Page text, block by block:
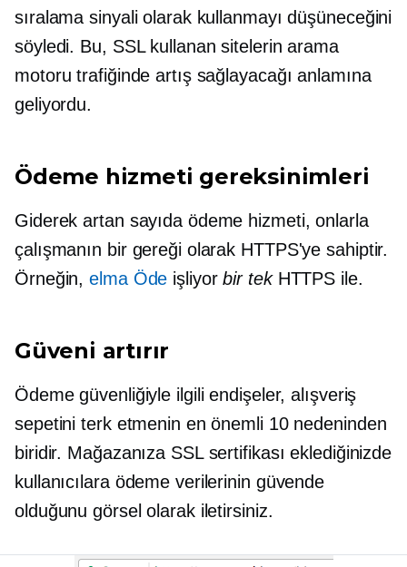
sıralama sinyali olarak kullanmayı düşüneceğini
söyledi. Bu, SSL kullanan sitelerin arama
motoru trafiğinde artış sağlayacağı anlamına
geliyordu.
Ödeme hizmeti gereksinimleri
Giderek artan sayıda ödeme hizmeti, onlarla
çalışmanın bir gereği olarak HTTPS'ye sahiptir.
Örneğin,elma Öde işliyorbir tekHTTPS ile.
Güveni artırır
Ödeme güvenliğiyle ilgili endişeler, alışveriş
sepetini terk etmenin en önemli 10 nedeninden
biridir. Mağazanıza SSL sertifikası eklediğinizde
kullanıcılara ödeme verilerinin güvende
olduğunu görsel olarak iletirsiniz.